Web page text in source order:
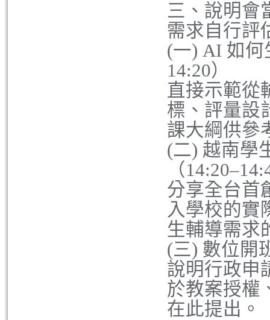
三、說明會
需求自行評
(一) AI 如何
14:20）
直接示範從
標、評量設
課大綱供參
(二) 越南學
（
分享全台首
入學校的實
生輔導需求
(三) 數位開
說明行政申
於教案授權
在此提出。